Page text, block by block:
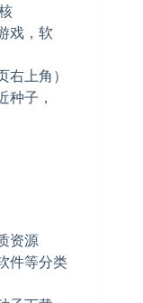
戏，软
上角）
种子，
资源
件等分类